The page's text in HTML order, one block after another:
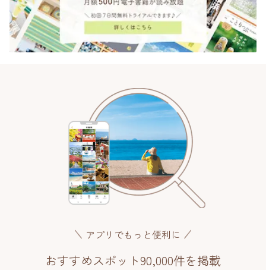
アプリでもっと便利に
おすすめスポット90,000件を掲載